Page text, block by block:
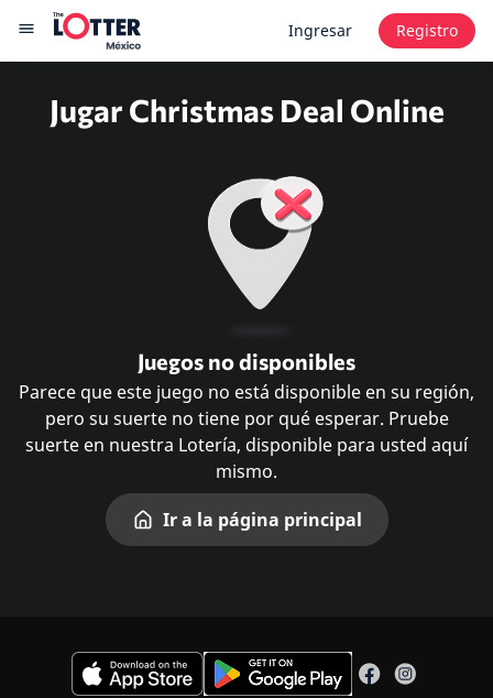
Ingresar Registro
Jugar Christmas Deal Online
Juegos no disponibles
Parece que este juego no está disponible en su región,
pero su suerte no tiene por qué esperar. Pruebe
suerte en nuestra Lotería, disponible para usted aquí
mismo.
Ir a la página principal